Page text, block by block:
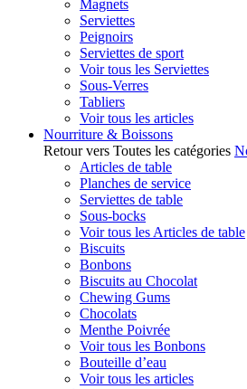
Magnets
Serviettes
Peignoirs
Serviettes de sport
Voir tous les Serviettes
Sous-Verres
Tabliers
Voir tous les articles
Nourriture & Boissons
Retour vers Toutes les catégories
Articles de table
Planches de service
Serviettes de table
Sous-bocks
Voir tous les Articles de table
Biscuits
Bonbons
Biscuits au Chocolat
Chewing Gums
Chocolats
Menthe Poivrée
Voir tous les Bonbons
Bouteille d’eau
Voir tous les articles